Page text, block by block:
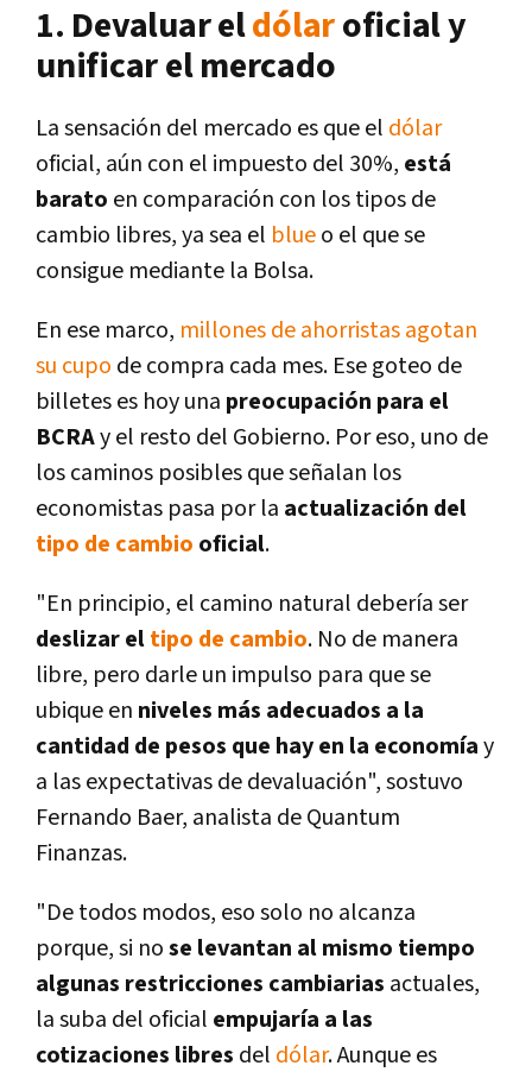
1. Devaluar eldólaroficial y
unificar el mercado
La sensación del mercado es que el dólar
oficial, aún con el impuesto del 30%, está
barato en comparación con los tipos de
cambio libres, ya sea el blueo el que se
consigue mediante la Bolsa.
En ese marco, millones de ahorristas agotan
su cupo de compra cada mes. Ese goteo de
billetes es hoy una preocupación para el
BCRAy el resto del Gobierno. Por eso, uno de
los caminos posibles que señalan los
economistas pasa por la actualización del
tipo de cambio oficial.
"En principio, el camino natural debería ser
deslizar eltipo de cambio. No de manera
libre, pero darle un impulso para que se
ubique en niveles más adecuados a la
cantidad de pesos que hay en la economíay
a las expectativas de devaluación", sostuvo
Fernando Baer, analista de Quantum
Finanzas.
"De todos modos, eso solo no alcanza
porque, si nose levantan al mismo tiempo
algunas restricciones cambiarias actuales,
la suba del oficial empujaría a las
cotizaciones libres del dólar. Aunque es